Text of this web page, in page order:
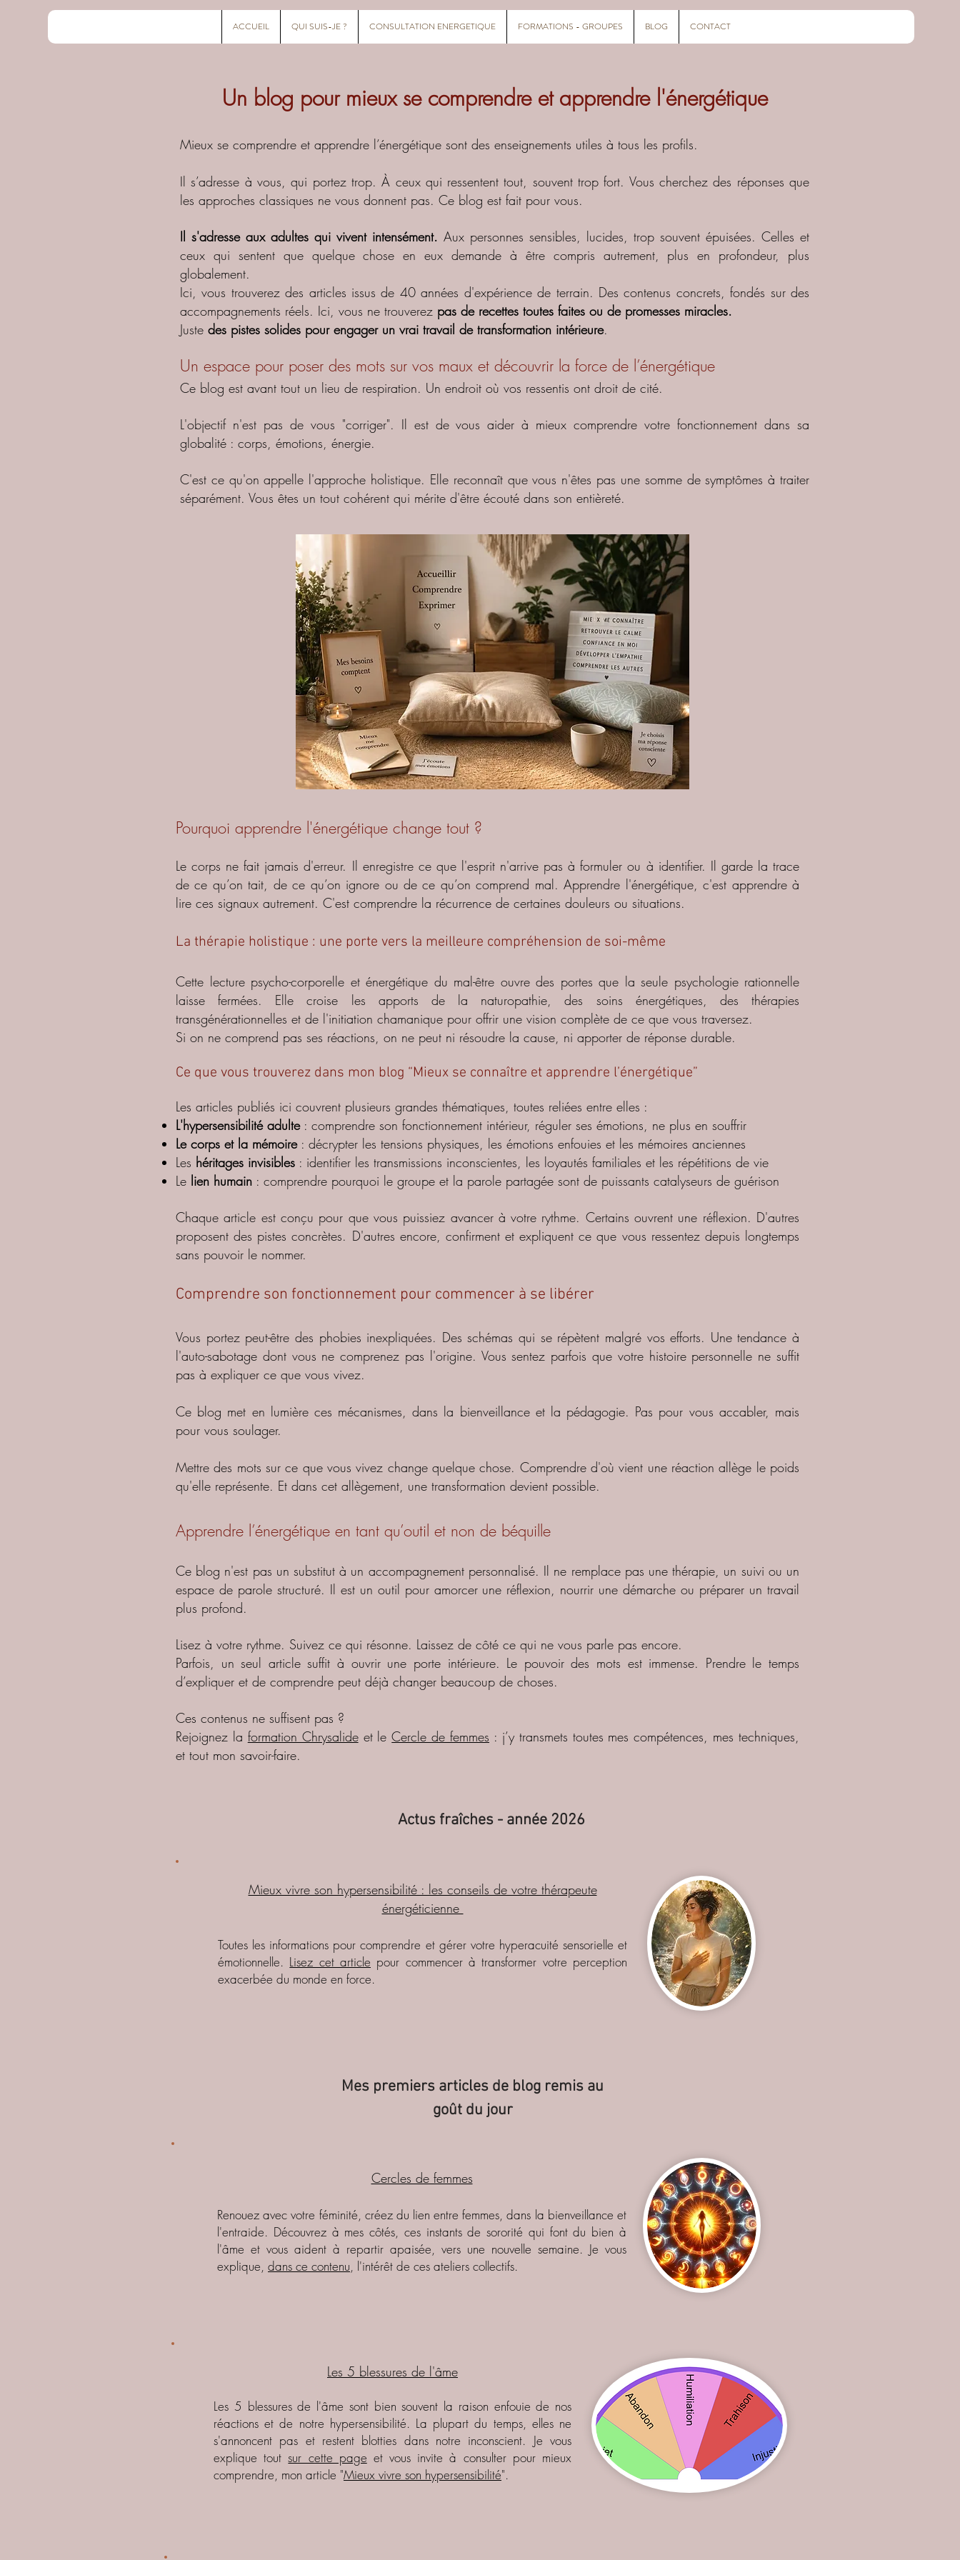
ACCUEIL QUI SUIS-JE ? CONSULTATION ENERGETIQUE FORMATIONS - GROUPES BLOG CONTACT
Un blog pour mieux se comprendre et apprendre l'énergétique
Mieux se comprendre et apprendre l’énergétique sont des enseignements utiles à tous les profils.
Il s’adresse à vous, qui portez trop. À ceux qui ressentent tout, souvent trop fort. Vous cherchez des réponses que
les approches classiques ne vous donnent pas. Ce blog est fait pour vous.
Il s'adresse aux adultes qui vivent intensément. Aux personnes sensibles, lucides, trop souvent épuisées. Celles et
ceux qui sentent que quelque chose en eux demande à être compris autrement, plus en profondeur, plus
globalement.
Ici, vous trouverez des articles issus de 40 années d'expérience de terrain. Des contenus concrets, fondés sur des
accompagnements réels. Ici, vous ne trouverez pas de recettes toutes faites ou de promesses miracles.
Juste des pistes solides pour engager un vrai travail de transformation intérieure.
Un espace pour poser des mots sur vos maux et découvrir la force de l’énergétique
Ce blog est avant tout un lieu de respiration. Un endroit où vos ressentis ont droit de cité.
L'objectif n'est pas de vous "corriger". Il est de vous aider à mieux comprendre votre fonctionnement dans sa
globalité : corps, émotions, énergie.
C'est ce qu'on appelle l'approche holistique. Elle reconnaît que vous n'êtes pas une somme de symptômes à traiter
séparément. Vous êtes un tout cohérent qui mérite d'être écouté dans son entièreté.
Pourquoi apprendre l'énergétique change tout ?
Le corps ne fait jamais d'erreur. Il enregistre ce que l'esprit n'arrive pas à formuler ou à identifier. Il garde la trace
de ce qu’on tait, de ce qu’on ignore ou de ce qu’on comprend mal.Apprendre l'énergétique, c'est apprendre à
lire ces signaux autrement. C'est comprendre la récurrence de certaines douleurs ou situations.
La thérapie holistique : une porte vers la meilleure compréhension de soi-même
Cette lecture psycho-corporelle et énergétique du mal-être ouvre des portes que la seule psychologie rationnelle
laisse fermées. Elle croise les apports de la naturopathie, des soins énergétiques, des thérapies
transgénérationnelles et de l'initiation chamanique pour offrir une vision complète de ce que vous traversez.
Si on ne comprend pas ses réactions, on ne peut ni résoudre la cause, ni apporter de réponse durable.
Ce que vous trouverez dans mon blog “Mieux se connaître et apprendre l’énergétique”
Les articles publiés ici couvrent plusieurs grandes thématiques, toutes reliées entre elles :
L'hypersensibilité adulte: comprendre son fonctionnement intérieur, réguler ses émotions, ne plus en souffrir
Le corps et la mémoire: décrypter les tensions physiques, les émotions enfouies et les mémoires anciennes
Les héritages invisibles : identifier les transmissions inconscientes, les loyautés familiales et les répétitions de vie
Le lien humain : comprendre pourquoi le groupe et la parole partagée sont de puissants catalyseurs de guérison
Chaque article est conçu pour que vous puissiez avancer à votre rythme. Certains ouvrent une réflexion. D'autres
proposent des pistes concrètes. D'autres encore, confirment et expliquent ce que vous ressentez depuis longtemps
sans pouvoir le nommer.
Comprendre son fonctionnement pour commencer à se libérer
Vous portez peut-être des phobies inexpliquées. Des schémas qui se répètent malgré vos efforts. Une tendance à
l'auto-sabotage dont vous ne comprenez pas l'origine. Vous sentez parfois que votre histoire personnelle ne suffit
pas à expliquer ce que vous vivez.
Ce blog met en lumière ces mécanismes, dans la bienveillance et la pédagogie. Pas pour vous accabler, mais
pour vous soulager.
Mettre des mots sur ce que vous vivez change quelque chose. Comprendre d'où vient une réaction allège le poids
qu'elle représente. Et dans cet allègement, une transformation devient possible.
Apprendre l’énergétique en tant qu’outil et non de béquille
Ce blog n'est pas un substitut à un accompagnement personnalisé. Il ne remplace pas une thérapie, un suivi ou un
espace de parole structuré. Il est un outil pour amorcer une réflexion, nourrir une démarche ou préparer un travail
plus profond.
Lisez à votre rythme. Suivez ce qui résonne. Laissez de côté ce qui ne vous parle pas encore.
Parfois, un seul article suffit à ouvrir une porte intérieure. Le pouvoir des mots est immense. Prendre le temps
d’expliquer et de comprendre peut déjà changer beaucoup de choses.
Ces contenus ne suffisent pas ?
Rejoignez la formation Chrysalideet leCercle de femmes : j’y transmets toutes mes compétences, mes techniques,
et tout mon savoir-faire.
Actus fraîches - année 2026
Mieux vivre son hypersensibilité : les conseils de votre thérapeute
énergéticienne
Toutes les informations pour comprendre et gérer votre hyperacuité sensorielle et
émotionnelle. Lisez cet article pour commencer à transformer votre perception
exacerbée du monde en force.
Mes premiers articles de blog remis au
goût du jour
Cercles de femmes
Renouez avec votre féminité, créez du lien entre femmes, dans la bienveillance et
l'entraide. Découvrez à mes côtés, ces instants de sororité qui font du bien à
l'âme et vous aident à repartir apaisée, vers une nouvelle semaine. Je vous
explique, dans ce contenu, l'intérêt de ces ateliers collectifs.
Les 5 blessures de l'âme
Les 5 blessures de l'âme sont bien souvent la raison enfouie de nos
réactions et de notre hypersensibilité. La plupart du temps, elles ne
s'annoncent pas et restent blotties dans notre inconscient. Je vous
explique toutsur cette page et vous invite à consulter pour mieux
comprendre, mon article "Mieux vivre son hypersensibilité".